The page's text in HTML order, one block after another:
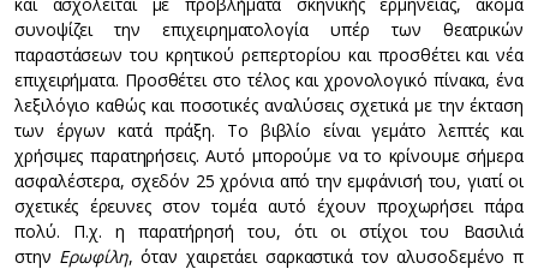
συνοψίζει την επιχειρηματολογία υπέρ των θεατρικών
παραστάσεων του κρητικού ρεπερτορίου και προσθέτει και νέα
επιχειρήματα. Προσθέτει στο τέλος και χρονολογικό πίνακα, ένα
λεξιλόγιο καθώς και ποσοτικές αναλύσεις σχετικά με την έκταση
των έργων κατά πράξη. Το βιβλίο είναι γεμάτο λεπτές και
χρήσιμες παρατηρήσεις. Aυτό μπορούμε να το κρίνουμε σήμερα
ασφαλέστερα, σχεδόν 25 χρόνια από την εμφάνισή του, γιατί οι
σχετικές έρευνες στον τομέα αυτό έχουν προχωρήσει πάρα
πολύ. Π.χ. η παρατήρησή του, ότι οι στίχοι του Βασιλιά
στην Ερωφίλη, όταν χαιρετάει σαρκαστικά τον αλυσοδεμένο π